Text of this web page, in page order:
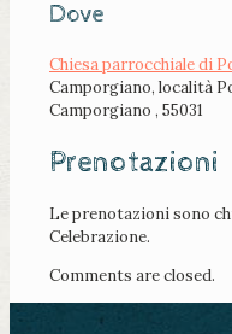
Dove
Chiesa parrocchiale di
Camporgiano, località
Camporgiano , 55031
Prenotazioni
Le prenotazioni sono
Celebrazione.
Comments are closed.